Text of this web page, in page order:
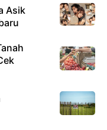
Asik